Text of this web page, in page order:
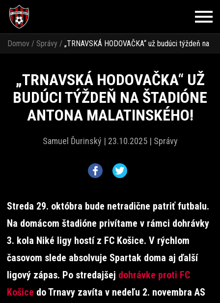
Domov / Správy / „TRNAVSKÁ HODOVAČKA“ už budúci týždeň na
„TRNAVSKÁ HODOVAČKA“ UŽ
BUDÚCI TÝŽDEŇ NA ŠTADIÓNE
ANTONA MALATINSKÉHO!
Samuel Ďurinský | 23.10.2025 | Správy
Streda 29. októbra bude netradične patriť futbalu.
Na domácom štadióne privítame v rámci dohrávky
3. kola Niké ligy hostí z FC Košice. V rýchlom
časovom slede absolvuje Spartak doma aj ďalší
ligový zápas. Po stredajšej dohrávke proti FC
Košice do Trnavy zavíta v nedeľu 2. novembra AS